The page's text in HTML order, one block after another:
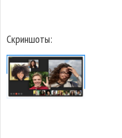
Скриншоты: